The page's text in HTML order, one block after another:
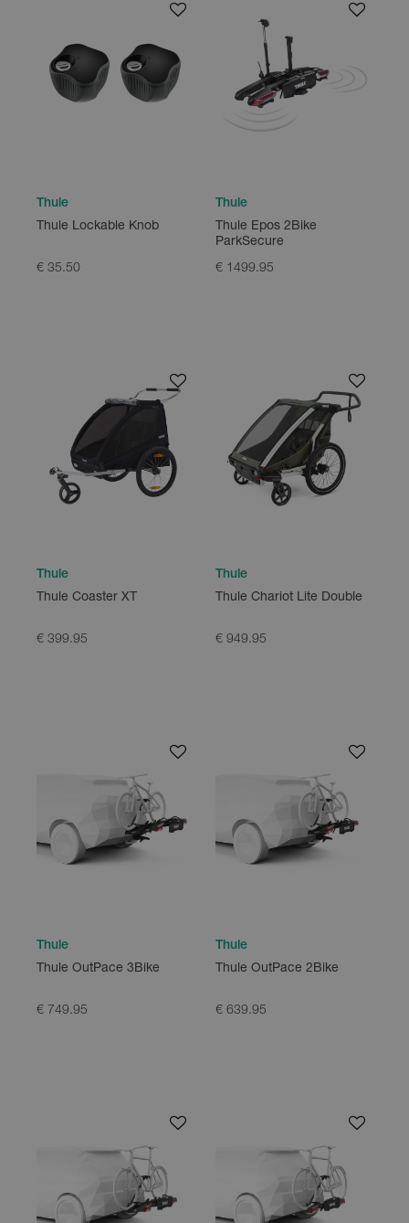
Thule
Thule Lockable Knob
€ 35.50
Thule
Thule Epos 2Bike
ParkSecure
€ 1499.95
Thule
Thule Coaster XT
€ 399.95
Thule
Thule Chariot Lite Double
€ 949.95
Thule
Thule OutPace 3Bike
€ 749.95
Thule
Thule OutPace 2Bike
€ 639.95